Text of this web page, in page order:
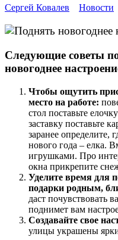
Сергей Ковалев Новости
Следующие советы
новогоднее
Чтобы ощутить
место на работе:
стол поставьте
заставку поставьте
заранее определите,
нового года – елка.
игрушками. Про
окна прикрепите
Уделите время для
подарки родным,
даст почувствовать
поднимет вам
Создавайте свое
улицы украшены